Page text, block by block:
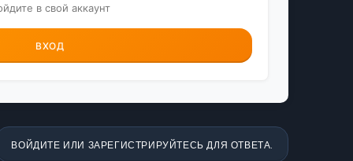
в свой аккаунт
ВХОД
ВОЙДИТЕ ИЛИ ЗАРЕГИСТРИРУЙТЕСЬ ДЛЯ ОТВЕТА.